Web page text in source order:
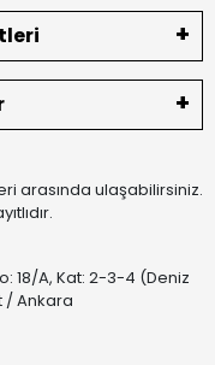
arasında ulaşabilirsiniz.
18/A, Kat: 2-3-4 (Deniz
/ Ankara